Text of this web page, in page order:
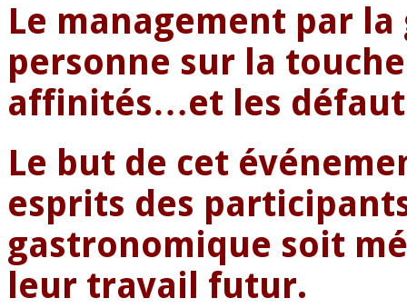
Le management par
personne sur la
affinités…et les
Le but de cet
esprits des
gastronomique soit
leur travail futur.